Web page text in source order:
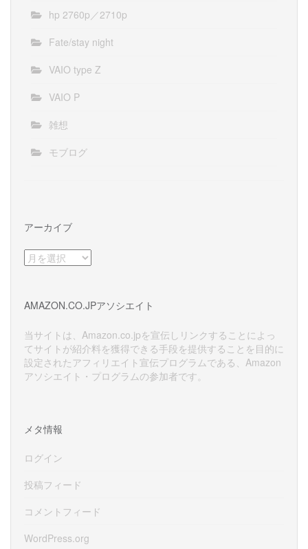
hp 2760p／2710p
Fate/stay night
VAIO type Z
VAIO P
雑想
モブログ
アーカイブ
ア
ー
ブ
AMAZON.CO.JPアソシエイト
当サイトは、Amazon.co.jpを宣伝しリンクすることによっ
てサイトが紹介料を獲得できる手段を提供することを目的に
設定されたアフィリエイト宣伝プログラムである、Amazon
アソシエイト・プログラムの参加者です。
メタ情報
ログイン
投稿フィード
コメントフィード
WordPress.org